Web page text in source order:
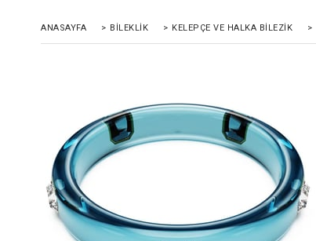
ANASAYFA > BILEKLIK > KELEPÇE VE HALKA BILEZIK >